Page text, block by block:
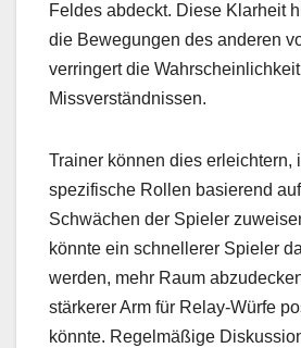
Feldes abdeckt. Diese Klarheit
die Bewegungen des anderen
verringert die
Missverständnissen.
Trainer können dies erleichtern,
spezifische Rollen basierend
Schwächen der Spieler
könnte ein schnellerer Spieler
werden, mehr Raum
stärkerer Arm für Relay-Würfe
könnte. Regelmäßige